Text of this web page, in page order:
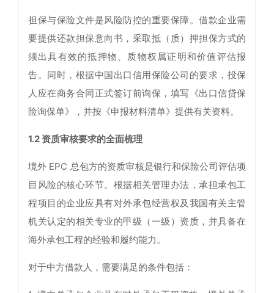
担保与保险文件是风险防控的重要保障。借款企业需
要提供还款担保意向书，采取抵（质）押担保方式的
须出具有效的抵押物、质物权属证明和价值评估报
告。同时，根据中国出口信用保险公司的要求，投保
人应在商务合同正式签订前询保，填写《出口信贷保
险询保单》，并按《申报材料清单》提供有关资料。
1.2 资质审核要求的全面梳理
境外 EPC 总包方的资质审核是银行和保险公司评估项
目风险的核心环节。根据相关管理办法，承担承包工
程项目的企业应具有对外承包经营权及我国有关主管
机关认定的相关专业的甲级（一级）资质，并具备在
海外承包工程的经验和履约能力。
对于中方借款人，需要满足的条件包括：